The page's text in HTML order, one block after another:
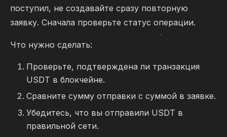
поступил, не создавайте сразу повторную
заявку. Сначала проверьте статус операции.
Что нужно сделать:
Проверьте, подтверждена ли транзакция
USDT в блокчейне.
Сравните сумму отправки с суммой в заявке.
Убедитесь, что вы отправили USDT в
правильной сети.